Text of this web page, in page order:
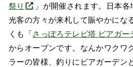
祭り
」が開催されます。日本
光客の方々が来札して賑やかにな
くも「 さっぽろテレビ塔 ビアガー
からオープンです。なんかワクワ
ラーの皆様、釣りにビアガーデン